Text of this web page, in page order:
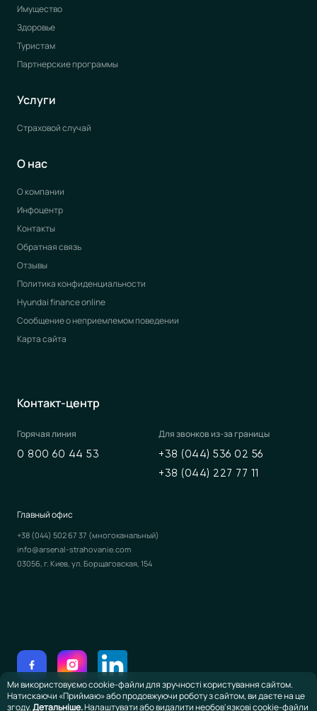
Имущество
Здоровье
Туристам
Партнерские программы
Услуги
Страховой случай
О нас
О компании
Инфоцентр
Контакты
Обратная связь
Отзывы
Политика конфиденциальности
Hyundai finance online
Сообщение о неприемлемом поведении
Карта сайта
Контакт-центр
Горячая линия
0 800 60 44 53
Для звонков из-за границы
+38 (044) 536 02 56
+38 (044) 227 77 11
Главный офис
+38 (044) 502 67 37 (многоканальный)
info@arsenal-strahovanie.com
03056, г. Киев, ул. Борщаговская, 154
Ми використовуємо cookie-файли для зручності користування сайтом.
Натискаючи «Приймаю» або продовжуючи роботу з сайтом, ви даєте на це
згоду.Детальніше.Налаштувати або видалити необов'язкові cookie-файли